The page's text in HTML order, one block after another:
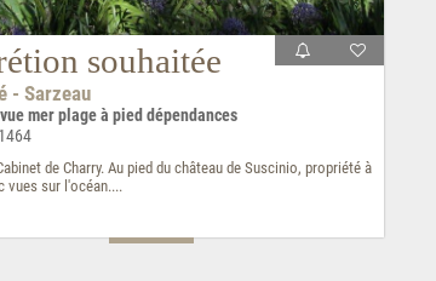
souhaitée
- Sarzeau
mer plage à pied dépendances
de Charry. Au pied du château de Suscinio, propriété à
vues sur l'océan....